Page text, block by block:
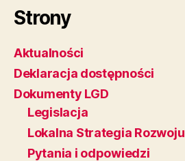
Strony
Aktualności
Deklaracja dostępności
Dokumenty LGD
Legislacja
Lokalna Strategia Rozwoju
Pytania i odpowiedzi